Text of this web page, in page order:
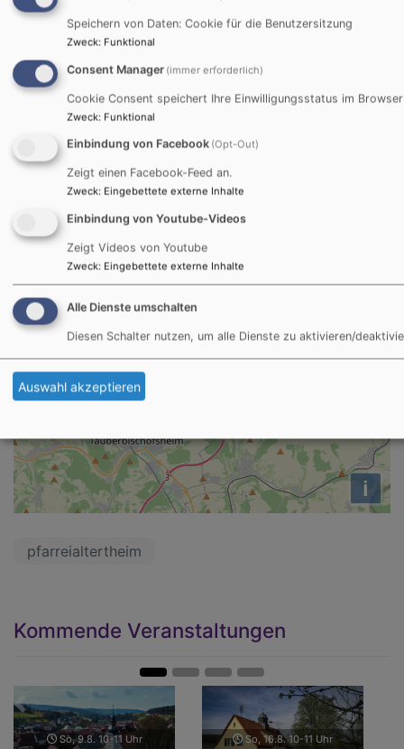
−
i
pfarreialtertheim
Kommende Veranstaltungen
Do, 3.9. 19-21 Uhr
Sa, 5.9. 18-19 Uhr
Zurück
Speichern von Daten: Cookie für die Benutzersitzung
Zweck: Funktional
Consent Manager (immer erforderlich)
Cookie Consent speichert Ihre Einwilligungsstatus im Browser
Zweck: Funktional
Einbindung von Facebook (Opt-Out)
Zeigt einen Facebook-Feed an.
Zweck: Eingebettete externe Inhalte
Einbindung von Youtube-Videos
Zeigt Videos von Youtube
Zweck: Eingebettete externe Inhalte
Alle Dienste umschalten
Diesen Schalter nutzen, um alle Dienste zu aktivieren/
Auswahl akzeptieren